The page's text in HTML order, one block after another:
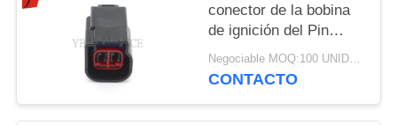
conector de la bobina
de ignición del Pin
1.5m m de la serie 2
para Ford
Negociable MOQ:100 UNIDADES
CONTACTO